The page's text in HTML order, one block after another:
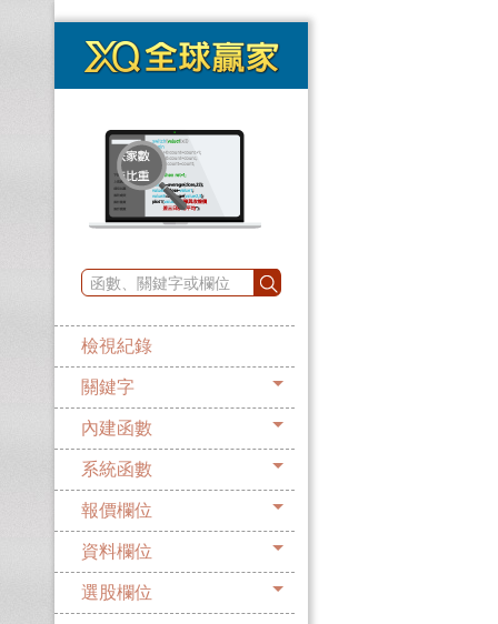
檢視紀錄
關鍵字
內建函數
系統函數
報價欄位
資料欄位
選股欄位